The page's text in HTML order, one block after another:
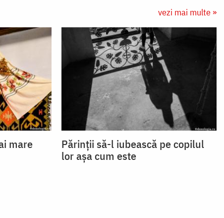
vezi mai multe »
mare
Părinții să-l iubească pe copilul
lor așa cum este